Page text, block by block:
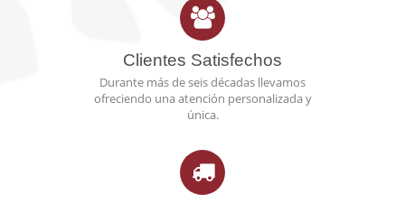
Clientes Satisfechos
Durante más de seis décadas llevamos
ofreciendo una atención personalizada y
única.